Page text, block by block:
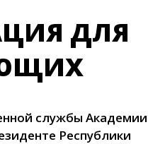
ДЛЯ
службы Академии
Республики